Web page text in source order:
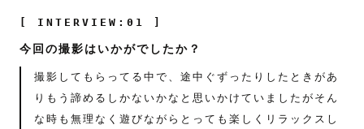
[ INTERVIEW:01 ]
今回の撮影はいかがでしたか？
撮影してもらってる中で、途中ぐずったりしたときがあ
りもう諦めるしかないかなと思いかけていましたがそん
な時も無理なく遊びながらとっても楽しくリラックスし